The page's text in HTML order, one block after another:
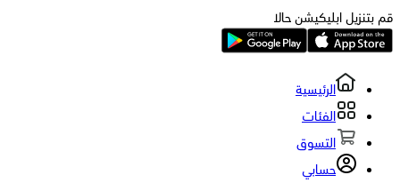
قم بتنزيل ابليكيشن حالا
الرئيسية
الفئات
التسوق
حسابي